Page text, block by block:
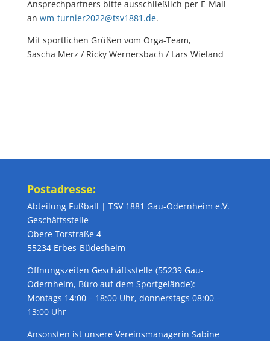
Ansprechpartners bitte ausschließlich per E-Mail
an wm-turnier2022@tsv1881.de.
Mit sportlichen Grüßen vom Orga-Team,
Sascha Merz / Ricky Wernersbach / Lars Wieland
Postadresse:
Abteilung Fußball | TSV 1881 Gau-Odernheim e.V.
Geschäftsstelle
Obere Torstraße 4
55234 Erbes-Büdesheim
Öffnungszeiten Geschäftsstelle (55239 Gau-
Odernheim, Büro auf dem Sportgelände):
Montags 14:00 – 18:00 Uhr, donnerstags 08:00 –
13:00 Uhr
Ansonsten ist unsere Vereinsmanagerin Sabine